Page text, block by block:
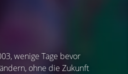
wenige Tage bevor
ohne die Zukunft